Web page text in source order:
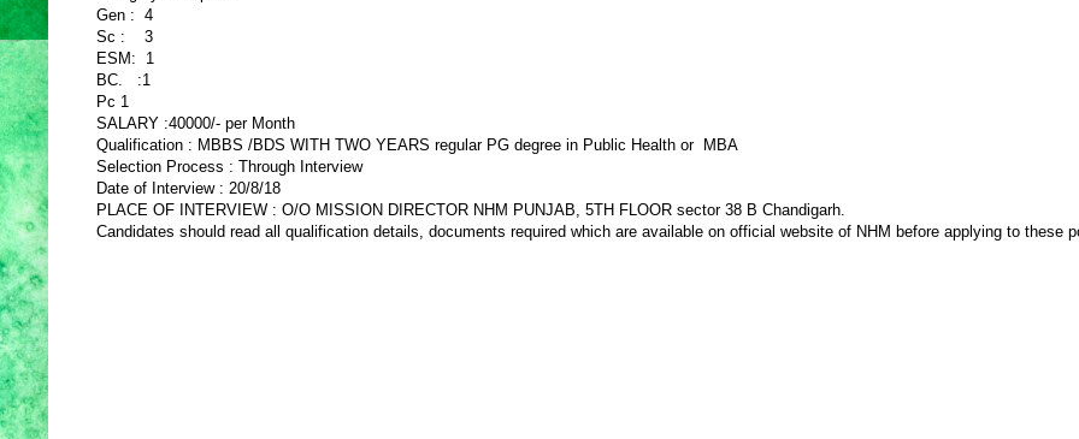
Gen : 4
Sc : 3
ESM: 1
BC. :1
Pc 1
SALARY :40000/- per Month
Qualification : MBBS /BDS WITH TWO YEARS regular PG degree in Public Health or MBA
Selection Process : Through Interview
Date of Interview : 20/8/18
PLACE OF INTERVIEW : O/O MISSION DIRECTOR NHM PUNJAB, 5TH FLOOR sector 38 B Chandigarh.
Candidates should read all qualification details, documents required which are available on official website of NHM before applying to these